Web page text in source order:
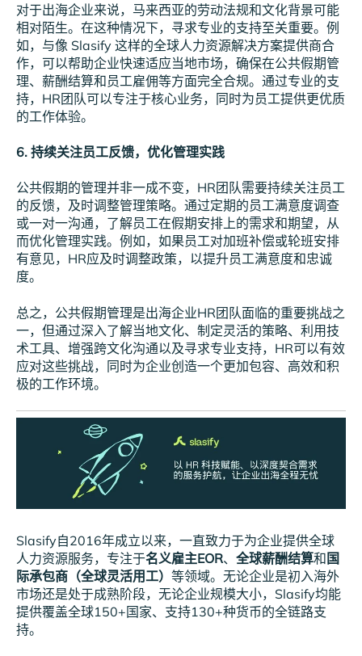
对于出海企业来说，马来西亚的劳动法规和文化背景可能
相对陌生。在这种情况下，寻求专业的支持至关重要。例
如，与像 Slasify 这样的全球人力资源解决方案提供商合
作，可以帮助企业快速适应当地市场，确保在公共假期管
理、薪酬结算和员工雇佣等方面完全合规。通过专业的支
持，HR团队可以专注于核心业务，同时为员工提供更优质
的工作体验。
6. 持续关注员工反馈，优化管理实践
公共假期的管理并非一成不变，HR团队需要持续关注员工
的反馈，及时调整管理策略。通过定期的员工满意度调查
或一对一沟通，了解员工在假期安排上的需求和期望，从
而优化管理实践。例如，如果员工对加班补偿或轮班安排
有意见，HR应及时调整政策，以提升员工满意度和忠诚
度。
总之，公共假期管理是出海企业HR团队面临的重要挑战之
一，但通过深入了解当地文化、制定灵活的策略、利用技
术工具、增强跨文化沟通以及寻求专业支持，HR可以有效
应对这些挑战，同时为企业创造一个更加包容、高效和积
极的工作环境。
Slasify自2016年成立以来，一直致力于为企业提供全球
人力资源服务，专注于名义雇主EOR、 全球薪酬结算和国
际承包商（全球灵活用工） 等领域。无论企业是初入海外
市场还是处于成熟阶段，无论企业规模大小，Slasify均能
提供覆盖全球150+国家、支持130+种货币的全链路支
持。